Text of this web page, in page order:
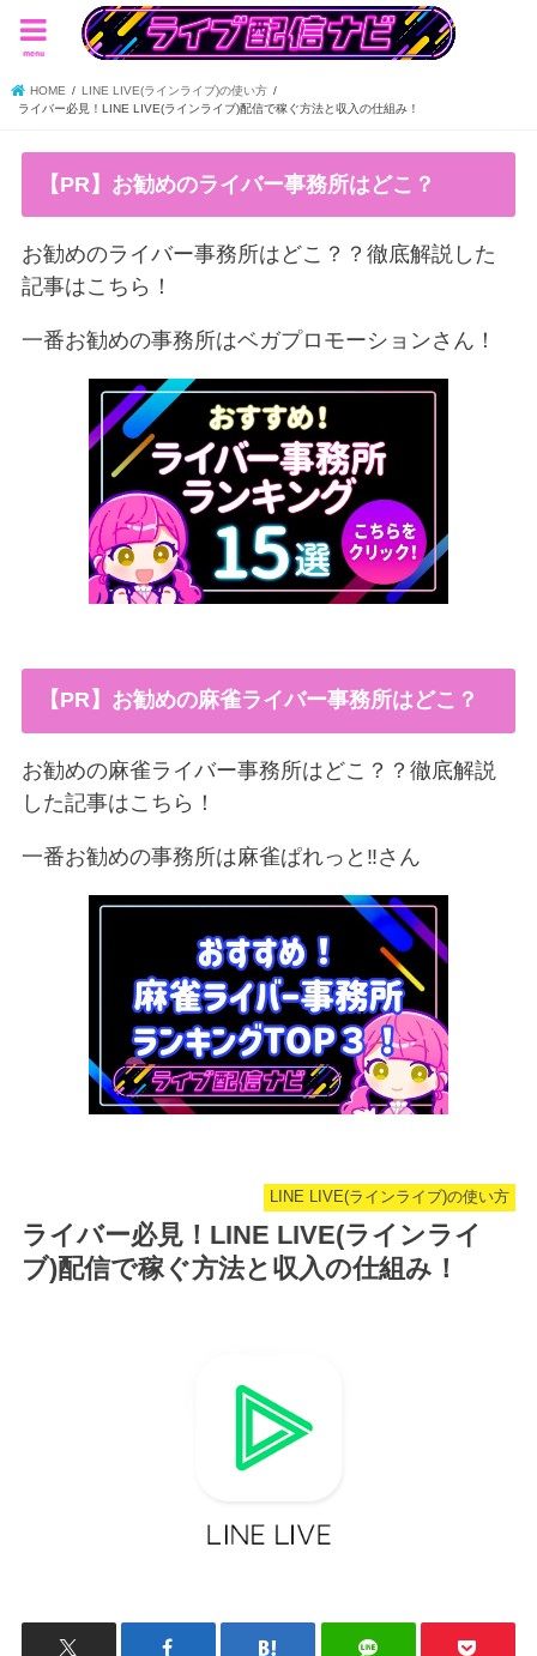
menu
HOME
LINE LIVE(ラインライブ)の使い方
ライバー必見！LINE LIVE(ラインライブ)配信で稼ぐ方法と収入の仕組み！
【PR】お勧めのライバー事務所はどこ？
お勧めのライバー事務所はどこ？？徹底解説した
記事はこちら！
一番お勧めの事務所はベガプロモーションさん！
【PR】お勧めの麻雀ライバー事務所はどこ？
お勧めの麻雀ライバー事務所はどこ？？徹底解説
した記事はこちら！
一番お勧めの事務所は麻雀ぱれっと‼︎さん
LINE LIVE(ラインライブ)の使い方
ライバー必見！LINE LIVE(ラインライ
ブ)配信で稼ぐ方法と収入の仕組み！